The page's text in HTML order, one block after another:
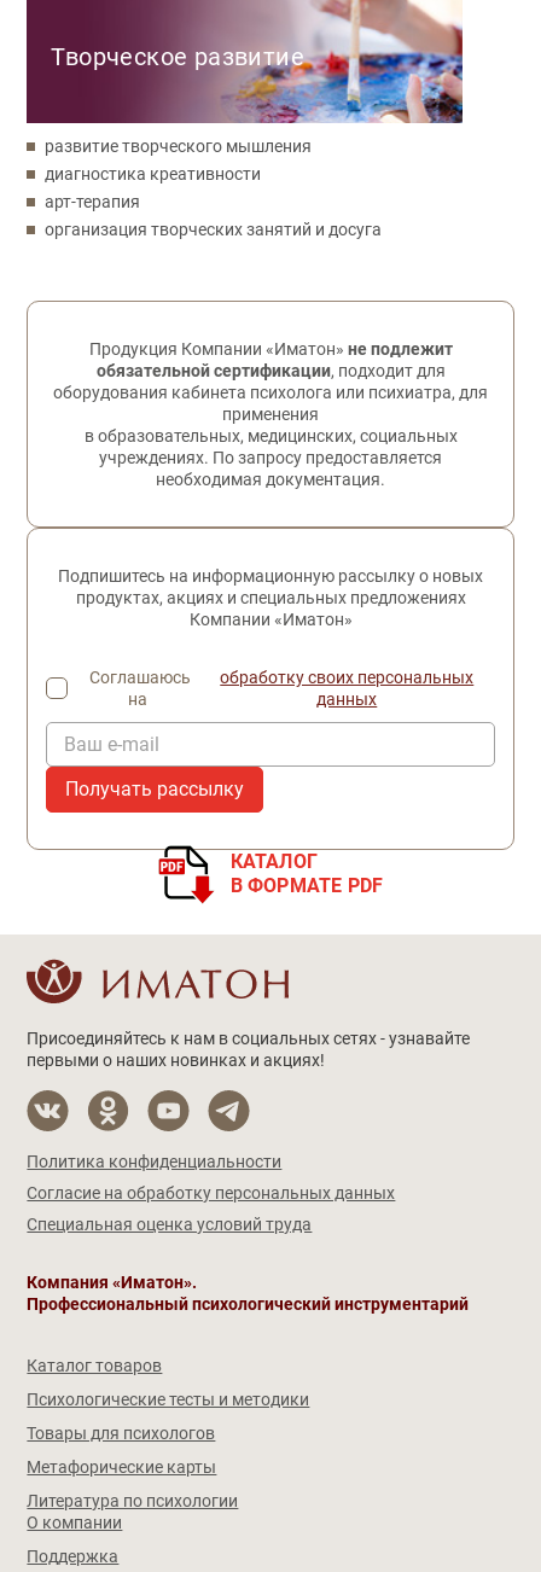
Творческое развитие
развитие творческого мышления
диагностика креативности
арт-терапия
организация творческих занятий и досуга
Обратная связь
Продукция Компании «Иматон» не подлежит
обязательной сертификации, подходит для
оборудования кабинета психолога или психиатра, для
применения
в образовательных, медицинских, социальных
учреждениях. По запросу предоставляется
необходимая документация.
Подпишитесь на информационную рассылку о новых
продуктах, акциях и специальных предложениях
Компании «Иматон»
Соглашаюсь
на
обработку своих персональных
данных
Ваш e-mail
КАТАЛОГ
В ФОРМАТЕ PDF
Присоединяйтесь к нам в социальных сетях - узнавайте
первыми о наших новинках и акциях!
Политика конфиденциальности
Согласие на обработку персональных данных
Специальная оценка условий труда
Компания «Иматон».
Профессиональный психологический инструментарий
Каталог товаров
Психологические тесты и методики
Товары для психологов
Метафорические карты
Литература по психологии
О компании
Поддержка